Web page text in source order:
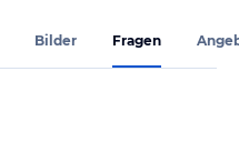
Bilder Fragen